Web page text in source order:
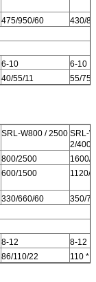
475/950/60
430/
6-10
6-10
40/55/11 55/75/
SRL-W800 / 2500 SRL-
2/4000
800/2500
1600/
600/1500 1120/
330/660/60
350/
8-12
8-12
86/110/22 110 *